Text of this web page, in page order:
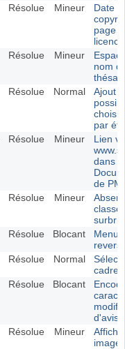
Résolue Mineur
Date
page
licence
Résolue Mineur
nom
Résolue Normal
Ajout
choisir
par
Résolue Mineur
Lien
dans
de
Résolue Mineur
classe
Résolue Blocant
Menu
Résolue Normal
Résolue Blocant
d'avis
Résolue Mineur